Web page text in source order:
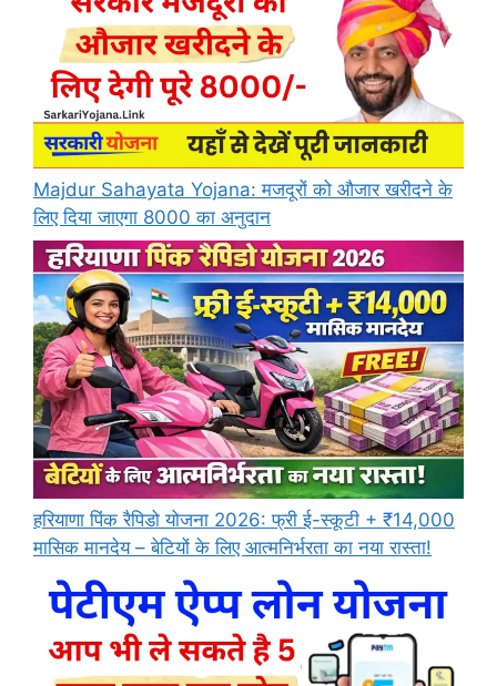
Majdur Sahayata Yojana: मजदूरों को औजार खरीदने के
लिए दिया जाएगा 8000 का अनुदान
हरियाणा पिंक रैपिडो योजना 2026: फ्री ई-स्कूटी + ₹14,000
मासिक मानदेय – बेटियों के लिए आत्मनिर्भरता का नया रास्ता!